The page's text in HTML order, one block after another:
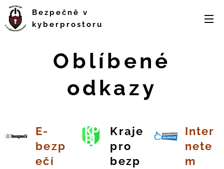
Bezpečně v
kyberprostoru
Oblíbené
odkazy
E-
bezp
ečí
Kraje
pro
bezp
Inter
nete
m